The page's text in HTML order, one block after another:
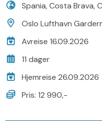
Spania, Costa Brava,
Oslo Lufthavn
Avreise 16.09.2026
11 dager
Hjemreise 26.09.2026
Pris: 12 990,-